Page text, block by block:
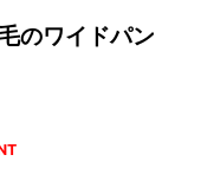
のワイドパン